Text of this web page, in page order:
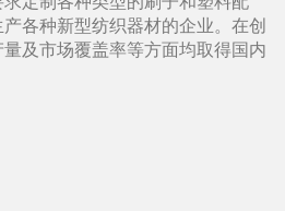
各种新型纺织器材的企业。在创
及市场覆盖率等方面均取得国内